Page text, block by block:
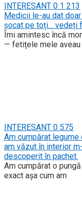
INTERESANT 0 1 213
Medicii le-au dat
șocat pe toți… vedeți
Îmi amintesc încă
— fetițele mele aveau
INTERESANT 0 575
Am cumpărat
am văzut în interior
descoperit în pachet.
Am cumpărat o
exact așa cum am